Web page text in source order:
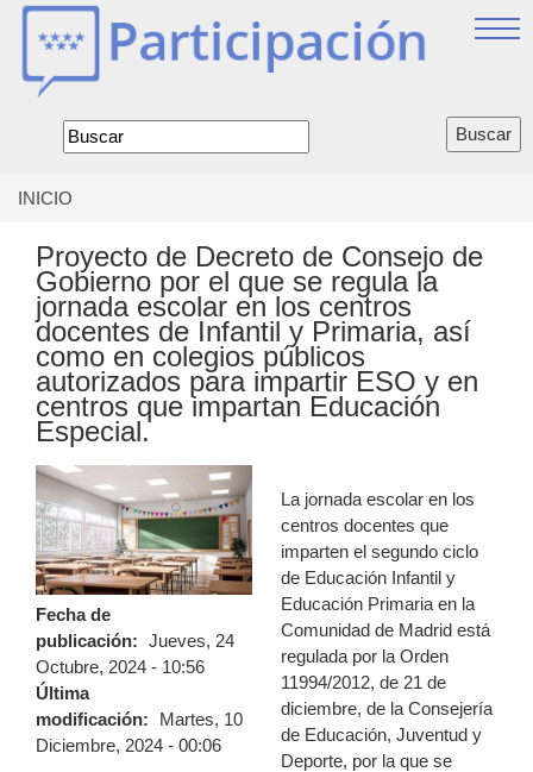
Jump
Formulario
de
encuentra
usted
aquí
INICIO
Proyecto de Decreto de Consejo de
Gobierno por el que se regula la
jornada escolar en los centros
docentes de Infantil y Primaria, así
como en colegios públicos
autorizados para impartir ESO y en
centros que impartan Educación
Especial.
Fecha de
publicación: Jueves, 24
Octubre, 2024 - 10:56
Última
modificación:
Martes, 10
Diciembre, 2024 - 00:06
La jornada escolar en los
centros docentes que
imparten el segundo ciclo
de Educación Infantil y
Educación Primaria en la
Comunidad de Madrid está
regulada por la Orden
11994/2012, de 21 de
diciembre, de la Consejería
de Educación, Juventud y
Deporte, por la que se